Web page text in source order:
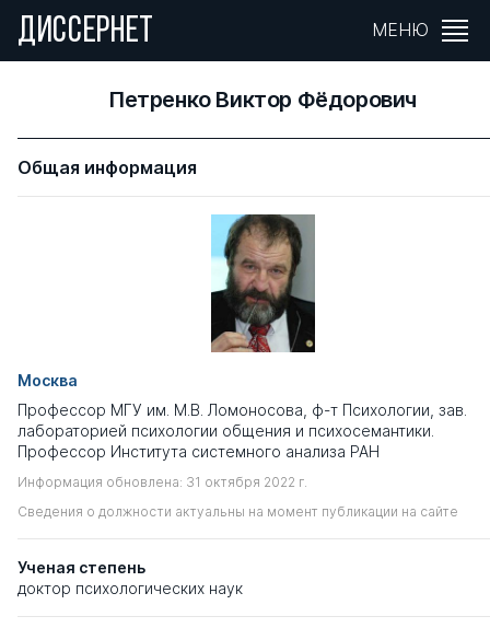
ДИССЕРНЕТ МЕНЮ
Петренко Виктор Фёдорович
Общая информация
Москва
Профессор МГУ им. М.В. Ломоносова, ф-т Психологии, зав.
лабораторией психологии общения и психосемантики.
Профессор Института системного анализа РАН
Информация обновлена: 31 октября 2022 г.
Сведения о должности актуальны на момент публикации на сайте
Ученая степень
доктор психологических наук